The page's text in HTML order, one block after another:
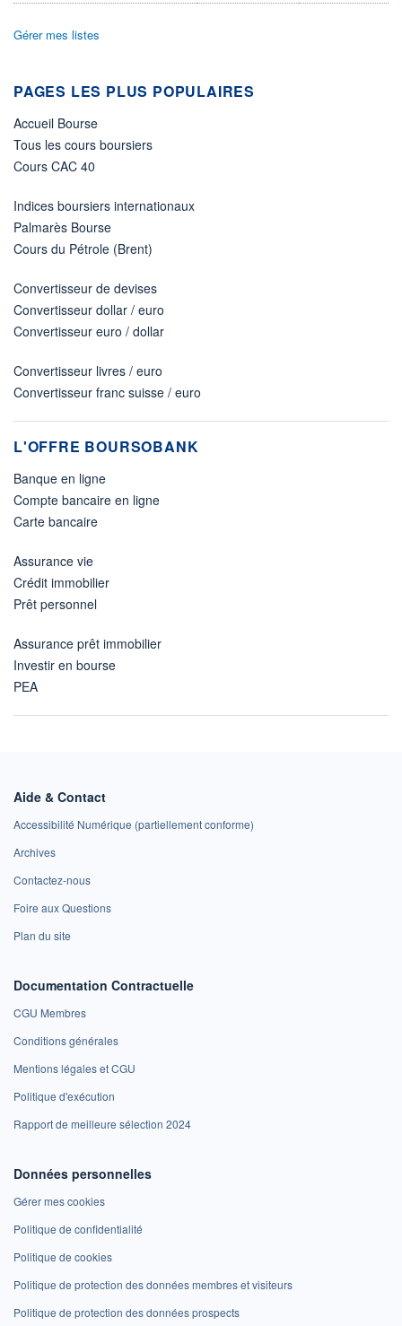
Non éligible
Boursobank
Gérer mes listes
PAGES LES PLUS POPULAIRES
Accueil Bourse
Tous les cours boursiers
Cours CAC 40
Indices boursiers internationaux
Palmarès Bourse
Cours du Pétrole (Brent)
Convertisseur de devises
Convertisseur dollar / euro
Convertisseur euro / dollar
Convertisseur livres / euro
Convertisseur franc suisse / euro
L'OFFRE BOURSOBANK
Banque en ligne
Compte bancaire en ligne
Carte bancaire
Assurance vie
Crédit immobilier
Prêt personnel
Assurance prêt immobilier
Investir en bourse
PEA
Aide & Contact
Accessibilité Numérique (partiellement conforme)
Archives
Contactez-nous
Foire aux Questions
Plan du site
Documentation Contractuelle
CGU Membres
Conditions générales
Mentions légales et CGU
Politique d'exécution
Rapport de meilleure sélection 2024
Données personnelles
Gérer mes cookies
Politique de confidentialité
Politique de cookies
Politique de protection des données membres et visiteurs
Politique de protection des données prospects